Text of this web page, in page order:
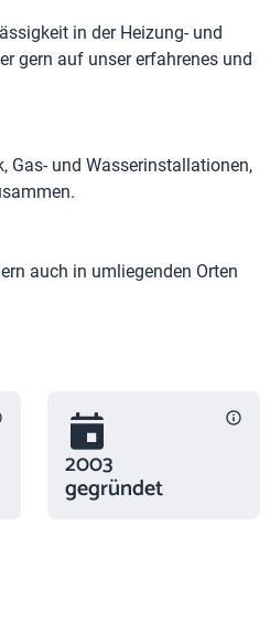
in der Heizung- und
gern auf unser erfahrenes und
Gas- und Wasserinstallationen,
auch in umliegenden Orten
2003
gegründet